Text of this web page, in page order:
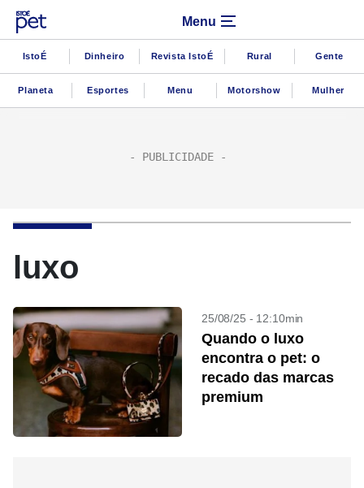
Menu
IstoÉ Dinheiro Revista IstoÉ Rural Gente
Planeta Esportes Menu Motorshow Mulher
luxo
25/08/25 - 12:10min
Quando o luxo
encontra o pet: o
recado das marcas
premium